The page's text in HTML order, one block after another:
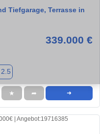
Tiefgarage, Terrasse in
339.000 €
★ ➦ ➜